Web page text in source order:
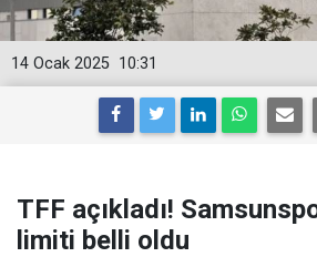
10:31
14 Ocak 2025
TFF açıkladı!
limiti belli oldu